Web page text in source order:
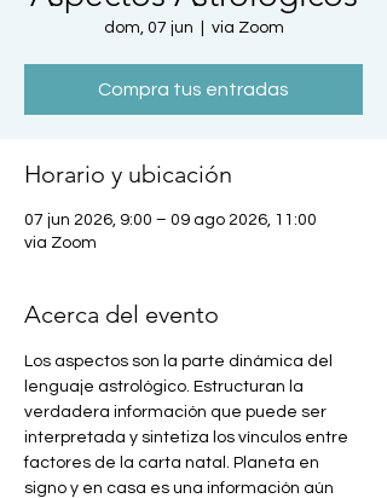
dom, 07 jun via Zoom
Compra tus entradas
Horario y ubicación
07 jun 2026, 9:00 – 09 ago 2026, 11:00
via Zoom
Acerca del evento
Los aspectos son la parte dinámica del
lenguaje astrológico. Estructuran la
verdadera información que puede ser
interpretada y sintetiza los vínculos entre
factores de la carta natal. Planeta en
signo y en casa es una información aún